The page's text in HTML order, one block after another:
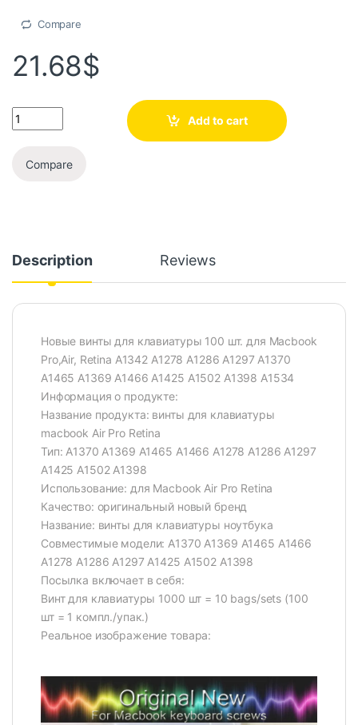
Compare
21.68$
Add to cart
Compare
Description Reviews
Новые винты для клавиатуры 100 шт. для Macbook
Pro,Air, Retina A1342 A1278 A1286 A1297 A1370
A1465 A1369 A1466 A1425 A1502 A1398 A1534
Информация о продукте:
Название продукта: винты для клавиатуры
macbook Air Pro Retina
Тип: A1370 A1369 A1465 A1466 A1278 A1286 A1297
A1425 A1502 A1398
Использование: для Macbook Air Pro Retina
Качество: оригинальный новый бренд
Название: винты для клавиатуры ноутбука
Совместимые модели: A1370 A1369 A1465 A1466
A1278 A1286 A1297 A1425 A1502 A1398
Посылка включает в себя:
Винт для клавиатуры 1000 шт = 10 bags/sets (100
шт = 1 компл./упак.)
Реальное изображение товара: